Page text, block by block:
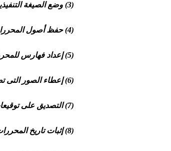
(3) وضع الصيغة التنفيذية على صور المحررات الرسمية الواجبة التنفيذ.
(4) حفظ أصول المحررات التى تم توثيقها وموافاة المكتب الرئيسى بصور منها.
(5) إعداد فهارس للمحررات التى توثق.
(6) إعطاء الصور التى تطلب من المحررات الموثقة.
(7) التصديق على توقيعات ذوى الشأن فى المحررات العرفية.
(8) إثبات تاريخ المحررات العرفية.